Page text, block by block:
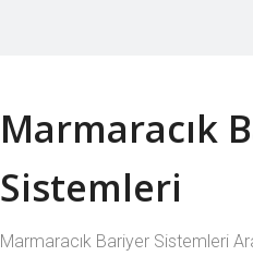
Marmaracık
Sistemleri
Marmaracık Bariyer Sistemleri